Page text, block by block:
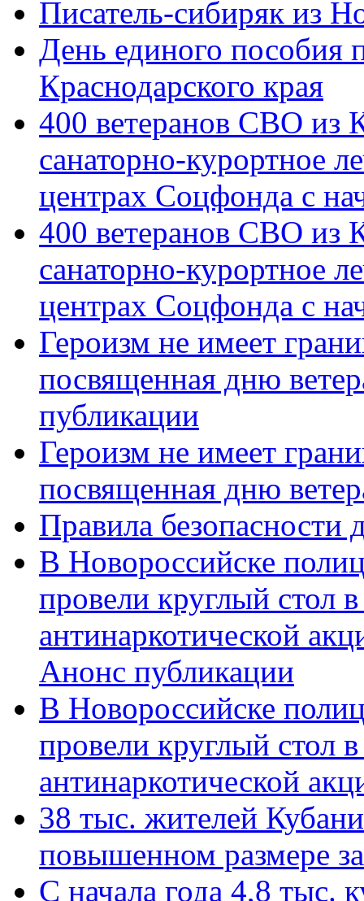
Писатель-сибиряк из
День единого пособия
Краснодарского края
400 ветеранов СВО из
санаторно-курортное
центрах Соцфонда с
400 ветеранов СВО из
санаторно-курортное
центрах Соцфонда с
Героизм не имеет
посвященная дню
публикации
Героизм не имеет
посвященная дню
Правила безопасности
В Новороссийске
провели круглый стол
антинаркотической
Анонс публикации
В Новороссийске
провели круглый стол
антинаркотической
38 тыс. жителей
повышенном размере
С начала года 4,8 тыс.